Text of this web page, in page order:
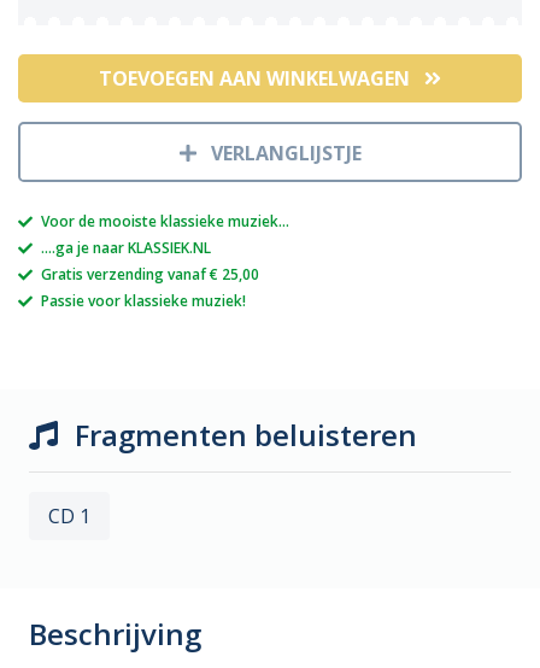
TOEVOEGEN AAN WINKELWAGEN
VERLANGLIJSTJE
Voor de mooiste klassieke muziek...
....ga je naar KLASSIEK.NL
Gratis verzending vanaf € 25,00
Passie voor klassieke muziek!
Beschrijving
Fragmenten beluisteren
CD 1